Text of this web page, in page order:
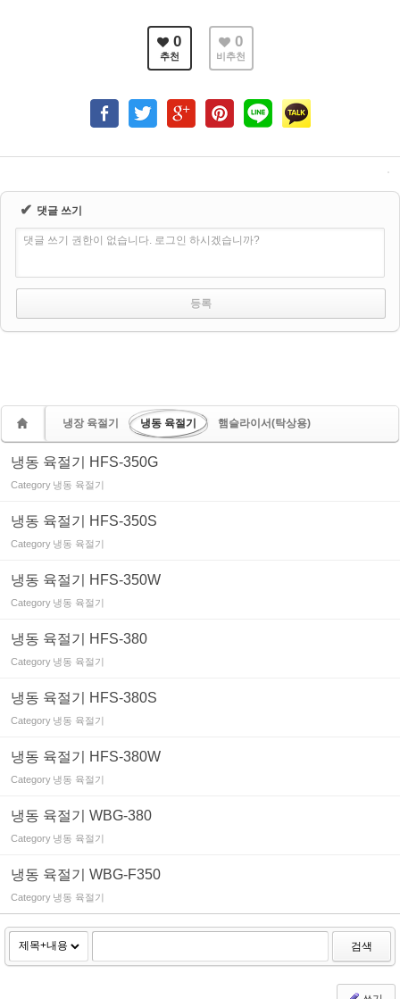
0
추천
0
비추천
✔ 댓글 쓰기
댓글 쓰기 권한이 없습니다. 로그인 하시겠습니까?
냉장 육절기 냉동 육절기 햄슬라이서(탁상용)
냉동 육절기 HFS-350G
Category 냉동 육절기
냉동 육절기 HFS-350S
Category 냉동 육절기
냉동 육절기 HFS-350W
Category 냉동 육절기
냉동 육절기 HFS-380
Category 냉동 육절기
냉동 육절기 HFS-380S
Category 냉동 육절기
냉동 육절기 HFS-380W
Category 냉동 육절기
냉동 육절기 WBG-380
Category 냉동 육절기
냉동 육절기 WBG-F350
Category 냉동 육절기
검색